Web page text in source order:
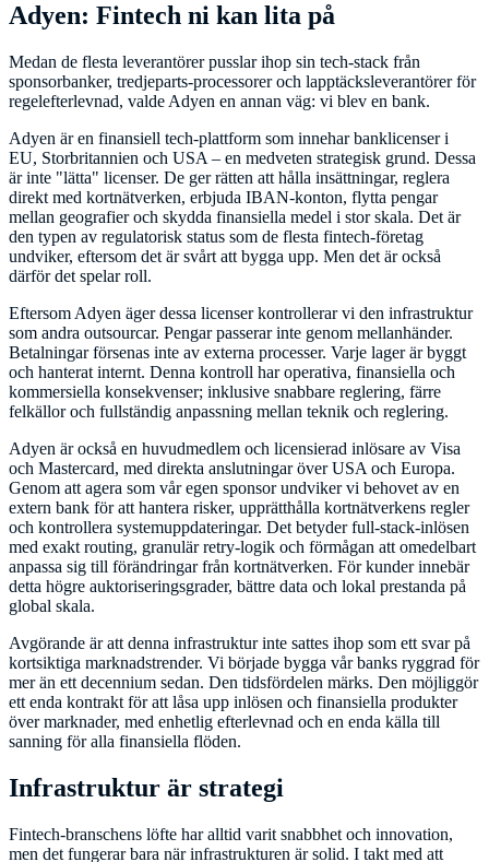
Adyen: Fintech ni kan lita på
Medan de flesta leverantörer pusslar ihop sin tech-stack från
sponsorbanker, tredjeparts-processorer och lapptäcksleverantörer för
regelefterlevnad, valde Adyen en annan väg: vi blev en bank.
Adyen är en finansiell tech-plattform som innehar banklicenser i
EU, Storbritannien och USA – en medveten strategisk grund. Dessa
är inte "lätta" licenser. De ger rätten att hålla insättningar, reglera
direkt med kortnätverken, erbjuda IBAN-konton, flytta pengar
mellan geografier och skydda finansiella medel i stor skala. Det är
den typen av regulatorisk status som de flesta fintech-företag
undviker, eftersom det är svårt att bygga upp. Men det är också
därför det spelar roll.
Eftersom Adyen äger dessa licenser kontrollerar vi den infrastruktur
som andra outsourcar. Pengar passerar inte genom mellanhänder.
Betalningar försenas inte av externa processer. Varje lager är byggt
och hanterat internt. Denna kontroll har operativa, finansiella och
kommersiella konsekvenser; inklusive snabbare reglering, färre
felkällor och fullständig anpassning mellan teknik och reglering.
Adyen är också en huvudmedlem och licensierad inlösare av Visa
och Mastercard, med direkta anslutningar över USA och Europa.
Genom att agera som vår egen sponsor undviker vi behovet av en
extern bank för att hantera risker, upprätthålla kortnätverkens regler
och kontrollera systemuppdateringar. Det betyder full-stack-inlösen
med exakt routing, granulär retry-logik och förmågan att omedelbart
anpassa sig till förändringar från kortnätverken. För kunder innebär
detta högre auktoriseringsgrader, bättre data och lokal prestanda på
global skala.
Avgörande är att denna infrastruktur inte sattes ihop som ett svar på
kortsiktiga marknadstrender. Vi började bygga vår banks ryggrad för
mer än ett decennium sedan. Den tidsfördelen märks. Den möjliggör
ett enda kontrakt för att låsa upp inlösen och finansiella produkter
över marknader, med enhetlig efterlevnad och en enda källa till
sanning för alla finansiella flöden.
Infrastruktur är strategi
Fintech-branschens löfte har alltid varit snabbhet och innovation,
men det fungerar bara när infrastrukturen är solid. I takt med att